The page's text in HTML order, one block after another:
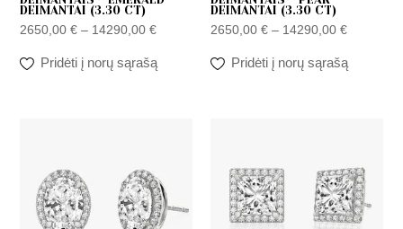
DEIMANTAI (3.30 CT)
2650,00€ – 14290,00€
Pridėti į norų sąrašą
DEIMANTAI (3.30 CT)
2650,00 € – 14290,00 €
Pridėti į norų sąrašą
14290,00 €
through
14290,00